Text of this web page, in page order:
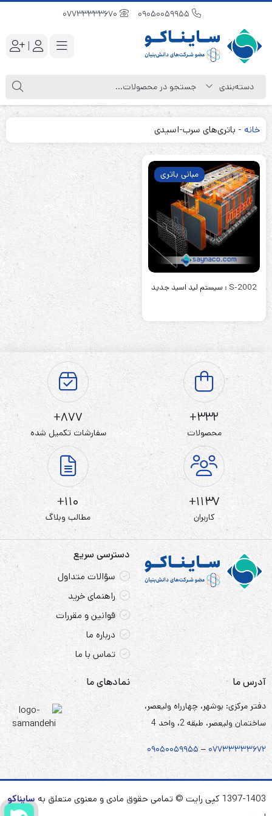
|
خانه - باتری‌های سرب-اسیدی
مبانی باتری
S-2002 : سیستم‌ لید اسید جدید
332+
محصولات
877+
سفارشات تکمیل شده
1137+
کاربران
110+
مطالب وبلاگ
دسترسی سریع
سؤالات متداول
راهنمای خرید
قوانین و مقررات
درباره ما
تماس با ما
آدرس ما
دفتر مرکزی: بوشهر، چهارراه ولیعصر،
ساختمان ولیعصر، طبقه 2، واحد 4
۰۷۷۳۳۳۳۳۶۷۲ – ۰۹۰۵۰۰۵۹۹۵۵
نمادهای ما
1397-1403 کپی رایت © تمامی حقوق مادی و معنوی متعلق به
سایناکو